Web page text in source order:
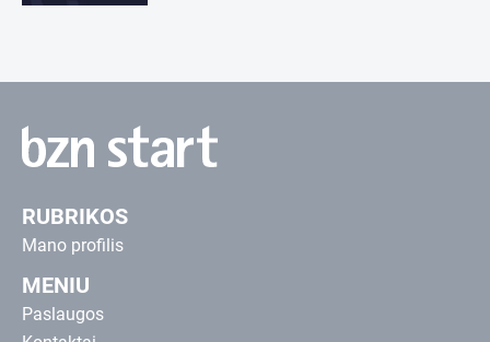
RUBRIKOS
Mano profilis
MENIU
Paslaugos